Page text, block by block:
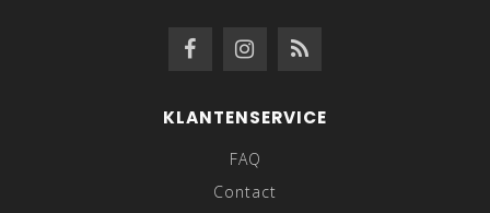
KLANTENSERVICE
FAQ
Contact